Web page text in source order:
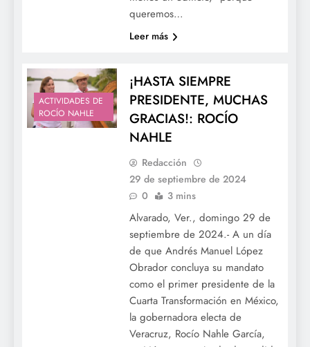
queremos…
Leer más
ACTIVIDADES DE
ROCÍO NAHLE
¡HASTA SIEMPRE
PRESIDENTE, MUCHAS
GRACIAS!: ROCÍO
NAHLE
Redacción
29 de septiembre de 2024
0
3 mins
Alvarado, Ver., domingo 29 de
septiembre de 2024.- A un día
de que Andrés Manuel López
Obrador concluya su mandato
como el primer presidente de la
Cuarta Transformación en México,
la gobernadora electa de
Veracruz, Rocío Nahle García,